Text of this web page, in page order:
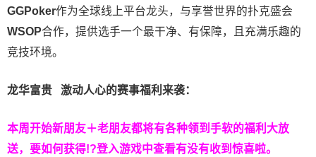
GGPoker作为全球线上平台龙头，与享誉世界的扑克盛会
WSOP合作，提供选手一个最干净、有保障，且充满乐趣的
竞技环境。
龙华富贵 激动人心的赛事福利来袭：
本周开始新朋友＋老朋友都将有各种领到手软的福利大放
送，要如何获得!?登入游戏中查看有没有收到惊喜啦。